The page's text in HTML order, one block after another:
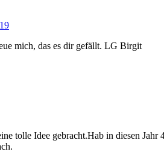
mich, das es dir gefällt. LG Birgit
tolle Idee gebracht.Hab in diesen Jahr